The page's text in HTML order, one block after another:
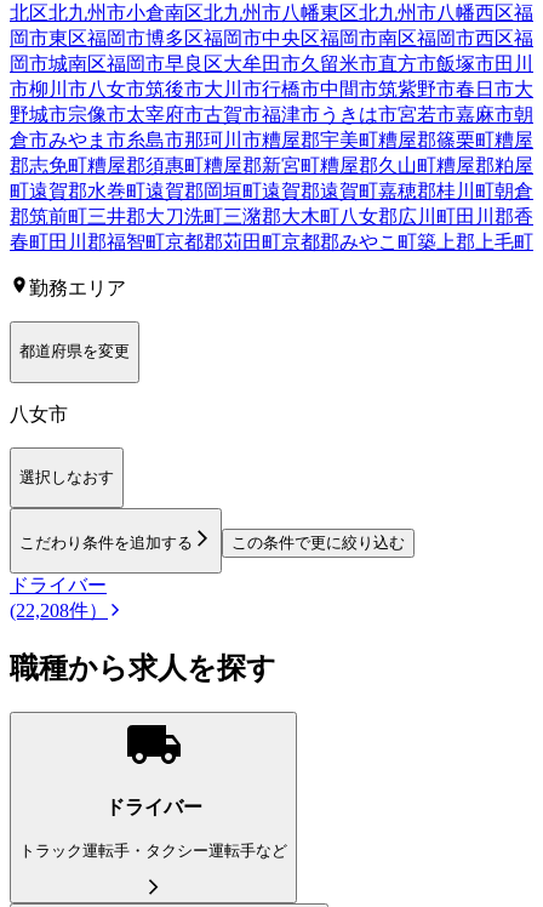
北区北九州市小倉南区北九州市八幡東区北九州市八幡西区福
岡市東区福岡市博多区福岡市中央区福岡市南区福岡市西区福
岡市城南区福岡市早良区大牟田市久留米市直方市飯塚市田川
市柳川市八女市筑後市大川市行橋市中間市筑紫野市春日市大
野城市宗像市太宰府市古賀市福津市うきは市宮若市嘉麻市朝
倉市みやま市糸島市那珂川市糟屋郡宇美町糟屋郡篠栗町糟屋
郡志免町糟屋郡須惠町糟屋郡新宮町糟屋郡久山町糟屋郡粕屋
町遠賀郡水巻町遠賀郡岡垣町遠賀郡遠賀町嘉穂郡桂川町朝倉
郡筑前町三井郡大刀洗町三潴郡大木町八女郡広川町田川郡香
春町田川郡福智町京都郡苅田町京都郡みやこ町築上郡上毛町
勤務エリア
都道府県を変更
八女市
選択しなおす
こだわり条件を追加する この条件で更に絞り込む
ドライバー
(22,208件）
職種から求人を探す
ドライバー
トラック運転手・タクシー運転手など